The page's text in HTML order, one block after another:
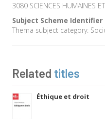
3080 SCIENCES HUMAINES
Subject Scheme Identifier
Thema subject category:
Related titles
Éthique et droit